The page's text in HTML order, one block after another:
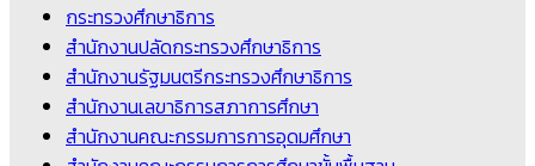
กระทรวงศึกษาธิการ
สำนักงานปลัดกระทรวงศึกษาธิการ
สำนักงานรัฐมนตรีกระทรวงศึกษาธิการ
สำนักงานเลขาธิการสภาการศึกษา
สำนักงานคณะกรรมการการอุดมศึกษา